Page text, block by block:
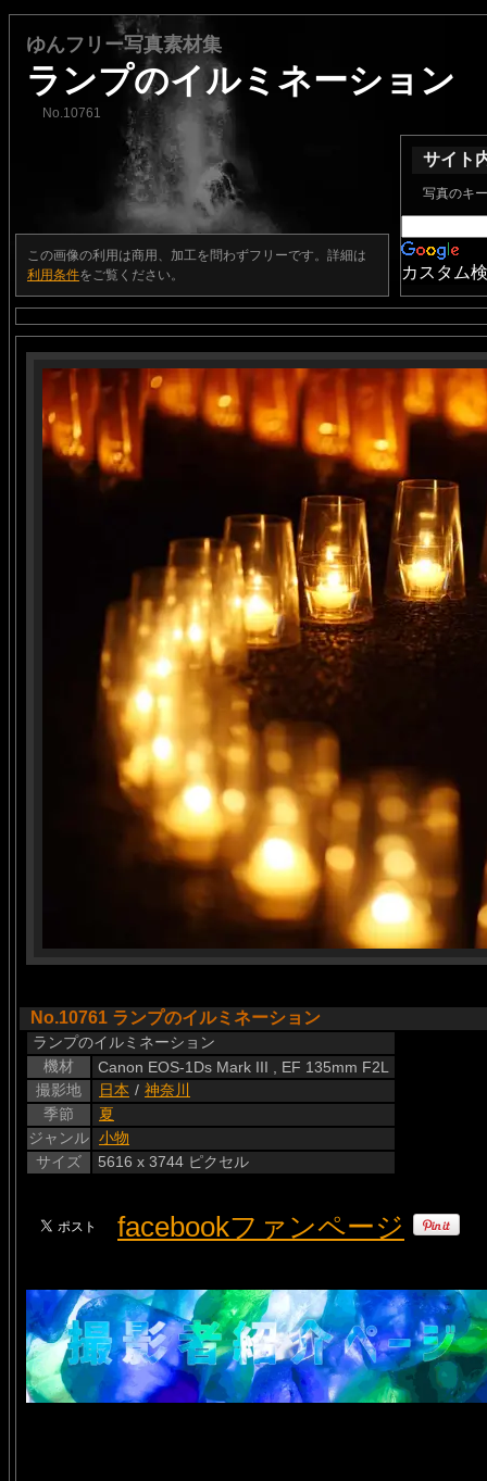
ゆんフリー写真素材集
ランプのイルミネーション
No.10761
この画像の利用は商用、加工を問わずフリーです。詳細は
利用条件をご覧ください。
サイト
写真のキ
カスタム
No.10761 ランプのイルミネーション
ランプのイルミネーション
機材
Canon EOS-1Ds Mark III , EF 135mm F2L
撮影地
日本 / 神奈川
季節
夏
ジャンル 小物
サイズ
5616 x 3744 ピクセル
facebookファンページ